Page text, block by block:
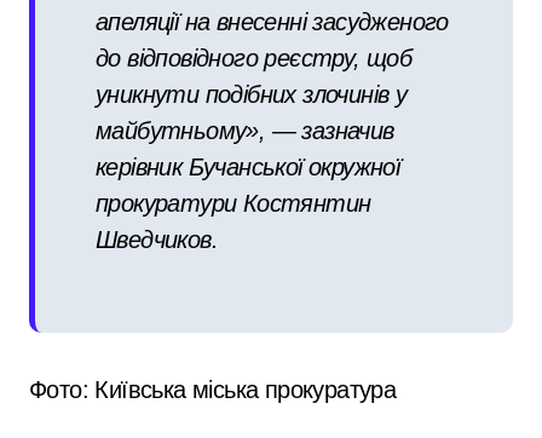
апеляції на внесенні засудженого
до відповідного реєстру, щоб
уникнути подібних злочинів у
майбутньому», — зазначив
керівник Бучанської окружної
прокуратури Костянтин
Шведчиков.
Фото: Київська міська прокуратура